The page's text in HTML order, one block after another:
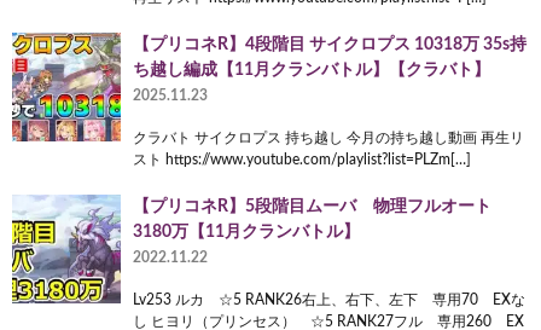
【プリコネR】4段階目 サイクロプス 10318万 35s持
ち越し編成【11月クランバトル】【クラバト】
2025.11.23
クラバト サイクロプス 持ち越し 今月の持ち越し動画 再生リ
スト https://www.youtube.com/playlist?list=PLZm[…]
【プリコネR】5段階目ムーバ 物理フルオート
3180万【11月クランバトル】
2022.11.22
Lv253 ルカ ☆5 RANK26右上、右下、左下 専用70 EXな
し ヒヨリ（プリンセス） ☆5 RANK27フル 専用260 EX